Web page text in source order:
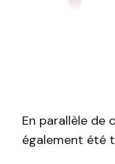
En parallèle de
également été